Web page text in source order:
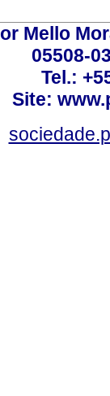
Mello
05508-
Tel.:
Site: